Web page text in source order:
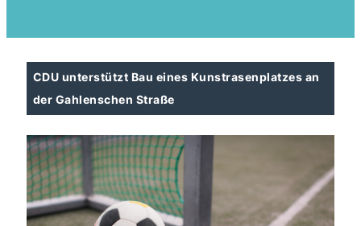
CDU unterstützt Bau eines Kunstrasenplatzes an
der Gahlenschen Straße